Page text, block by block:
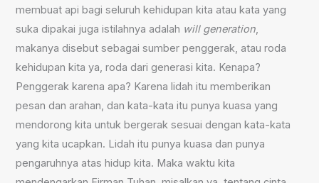
membuat api bagi seluruh kehidupan kita atau kata yang
suka dipakai juga istilahnya adalah will generation,
makanya disebut sebagai sumber penggerak, atau roda
kehidupan kita ya, roda dari generasi kita. Kenapa?
Penggerak karena apa? Karena lidah itu memberikan
pesan dan arahan, dan kata-kata itu punya kuasa yang
mendorong kita untuk bergerak sesuai dengan kata-kata
yang kita ucapkan. Lidah itu punya kuasa dan punya
pengaruhnya atas hidup kita. Maka waktu kita